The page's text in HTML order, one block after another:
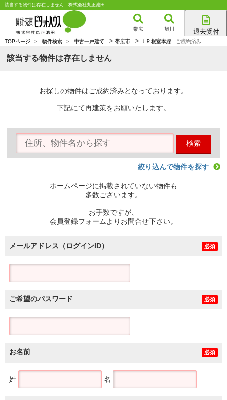
該当する物件は存在しません｜株式会社丸正池田
帯広 旭川 退去受付
帯広店
TOPページ > 物件検索 > 中古一戸建て > 帯広市 > ＪＲ根室本線 ご成約済み
該当する物件は存在しません
お探しの物件はご成約済みとなっております。
下記にて再建策をお願いたします。
検索
絞り込んで物件を探す
ホームページに掲載されていない物件も
多数ございます。
お手数ですが、
会員登録フォームよりお問合せ下さい。
メールアドレス（ログインID） 必須
ご希望のパスワード 必須
お名前 必須
姓 名